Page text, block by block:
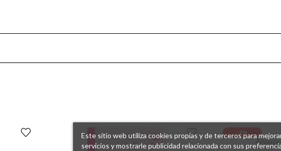
¡EN
OFERTA!
Este sitio web utiliza cookies propias y de terceros para
servicios y mostrarle publicidad relacionada con sus